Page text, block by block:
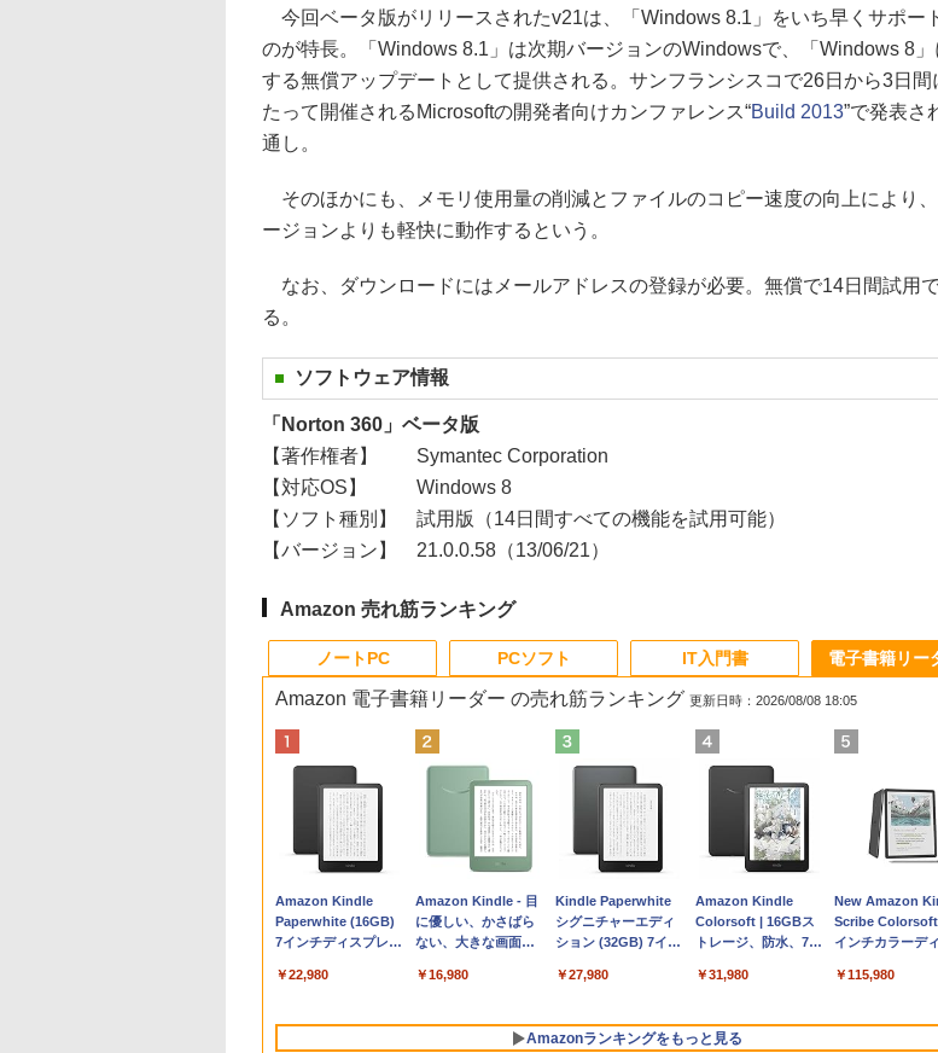
今回ベータ版がリリースされたv21は、「Windows 8.1」をいち早くサポー
のが特長。「Windows 8.1」は次期バージョンのWindowsで、「Windows 8
する無償アップデートとして提供される。サンフランシスコで26日から3日間
たって開催されるMicrosoftの開発者向けカンファレンス“Build 2013”で発表さ
通し。
そのほかにも、メモリ使用量の削減とファイルのコピー速度の向上により
ージョンよりも軽快に動作するという。
なお、ダウンロードにはメールアドレスの登録が必要。無償で14日間試用
る。
ソフトウェア情報
「Norton 360」ベータ版
【著作権者】
Symantec Corporation
【対応OS】
Windows 8
【ソフト種別】
試用版（14日間すべての機能を試用可能）
【バージョン】
21.0.0.58（13/06/21）
Amazon 売れ筋ランキング
ノートPC
Apple 2026
MacBook Neo A18
Proチップ搭載13イ
AIとApple
設計、Liquid Retina
￥131,111
tomtoc 360°保護
15.6 16インチ パソコ
ンケース Dell NEC
dynabook Lenovo
￥2,952
Apple 2026
MacBook Air M5チ
ップ搭載13インチノ
Apple Intelligence、
Retinaディスプレ
イ、16GBユニファイ
￥278,800
【Amazon.co.jp限
定】 HP ノートパソ
コン 15-fd 15.6イン
512GB SSD インテ
￥129,800
FMV ノートパソ
WE1-K3 (MS 365
Personal/
型/Core i5/16GB/
￥139,880
PCソフト
Robloxギフトカード
- 800 Robux 【限定
バーチャルアイテム
ンゲームコード】 ロ
インコード版
￥1,300
Robloxギフトカード
- 1000 Robux 【限定
バーチャルアイテム
ンゲームコード】 ロ
ンコード版
￥1,600
Microsoft Office
Home & Business
2024(最新 永続版)|オ
版|Windows11、
￥39,582
Robloxギフトカード
- 2,000 Robux 【限
定バーチャルアイテ
インゲームコード】
ラインコード版
￥3,200
Windows版 |
Minecraft (マイ
フト): Java &
ード版
￥3,600
IT入門書
生成AIパスポート公
式テキスト 第４版
￥1,766
AIイラスト表現辞典:
思い通りの絵を引き
出す プロンプトの言
ズ (はぴーイラスト
￥480
ClaudeCode いちば
んやさしい 教科書:
非エンジニア 初心者
マニュアル AI副業に
もKindle出版にも！
非エンジニアのため
￥99
1冊ですべて身につく
HTML & CSSとWeb
デザイン入門講座
￥1,292
FM TOWNS ハ
ー・カタログ: 本
ードウェア・市
トリストと最新
￥1,600
電子書籍リー
Amazon 電子書籍リーダー の売れ筋ランキング 更新日時：2026/08/08 18:05
Amazon Kindle
Paperwhite (16GB)
7インチディスプレ
ト、12週間持続バッ
ブラック
￥22,980
Amazon Kindle - 目
に優しい、かさばら
ない、大きな画面で
続バッテリー、6イン
書籍リーダー、マッ
チャ、16GB、広告な
￥16,980
Kindle Paperwhite
シグニチャーエディ
ション (32GB) 7イン
るさ自動調整、色調
持続バッテリー、広
告なし、メタリック
￥27,980
Amazon Kindle
Colorsoft | 16GBス
トレージ、防水、7イ
レイ、色調調節ライ
ッテリー、広告無
し、ブラック (2025
￥31,980
New Amazon
Scribe Colorsoft
インチカラーデ
ジ、ノート機能
調節ライト、プ
￥115,980
Amazonランキングをもっと見る